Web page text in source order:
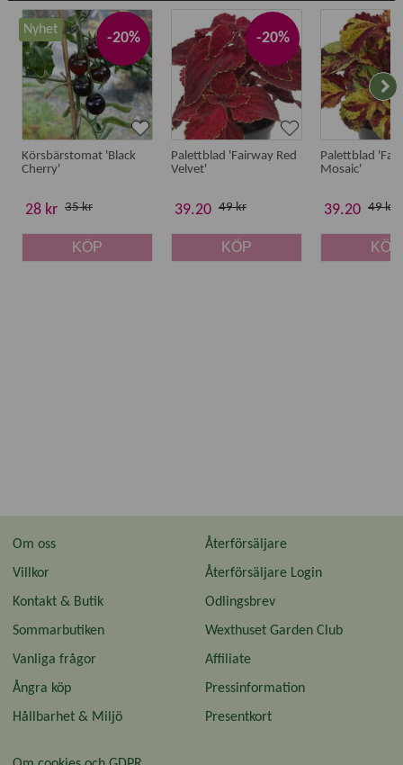
-20%
Nyhet
Körsbärstomat 'Black
Cherry'
28 kr 35 kr
KÖP
-20%
Palettblad 'Fairway Red
Velvet'
39.20 49 kr
KÖP
Palettblad
Mosaic'
39.20 49 kr
KÖP
Om oss
Villkor
Kontakt & Butik
Sommarbutiken
Vanliga frågor
Ångra köp
Hållbarhet & Miljö
Återförsäljare
Återförsäljare Login
Odlingsbrev
Wexthuset Garden Club
Affiliate
Pressinformation
Presentkort